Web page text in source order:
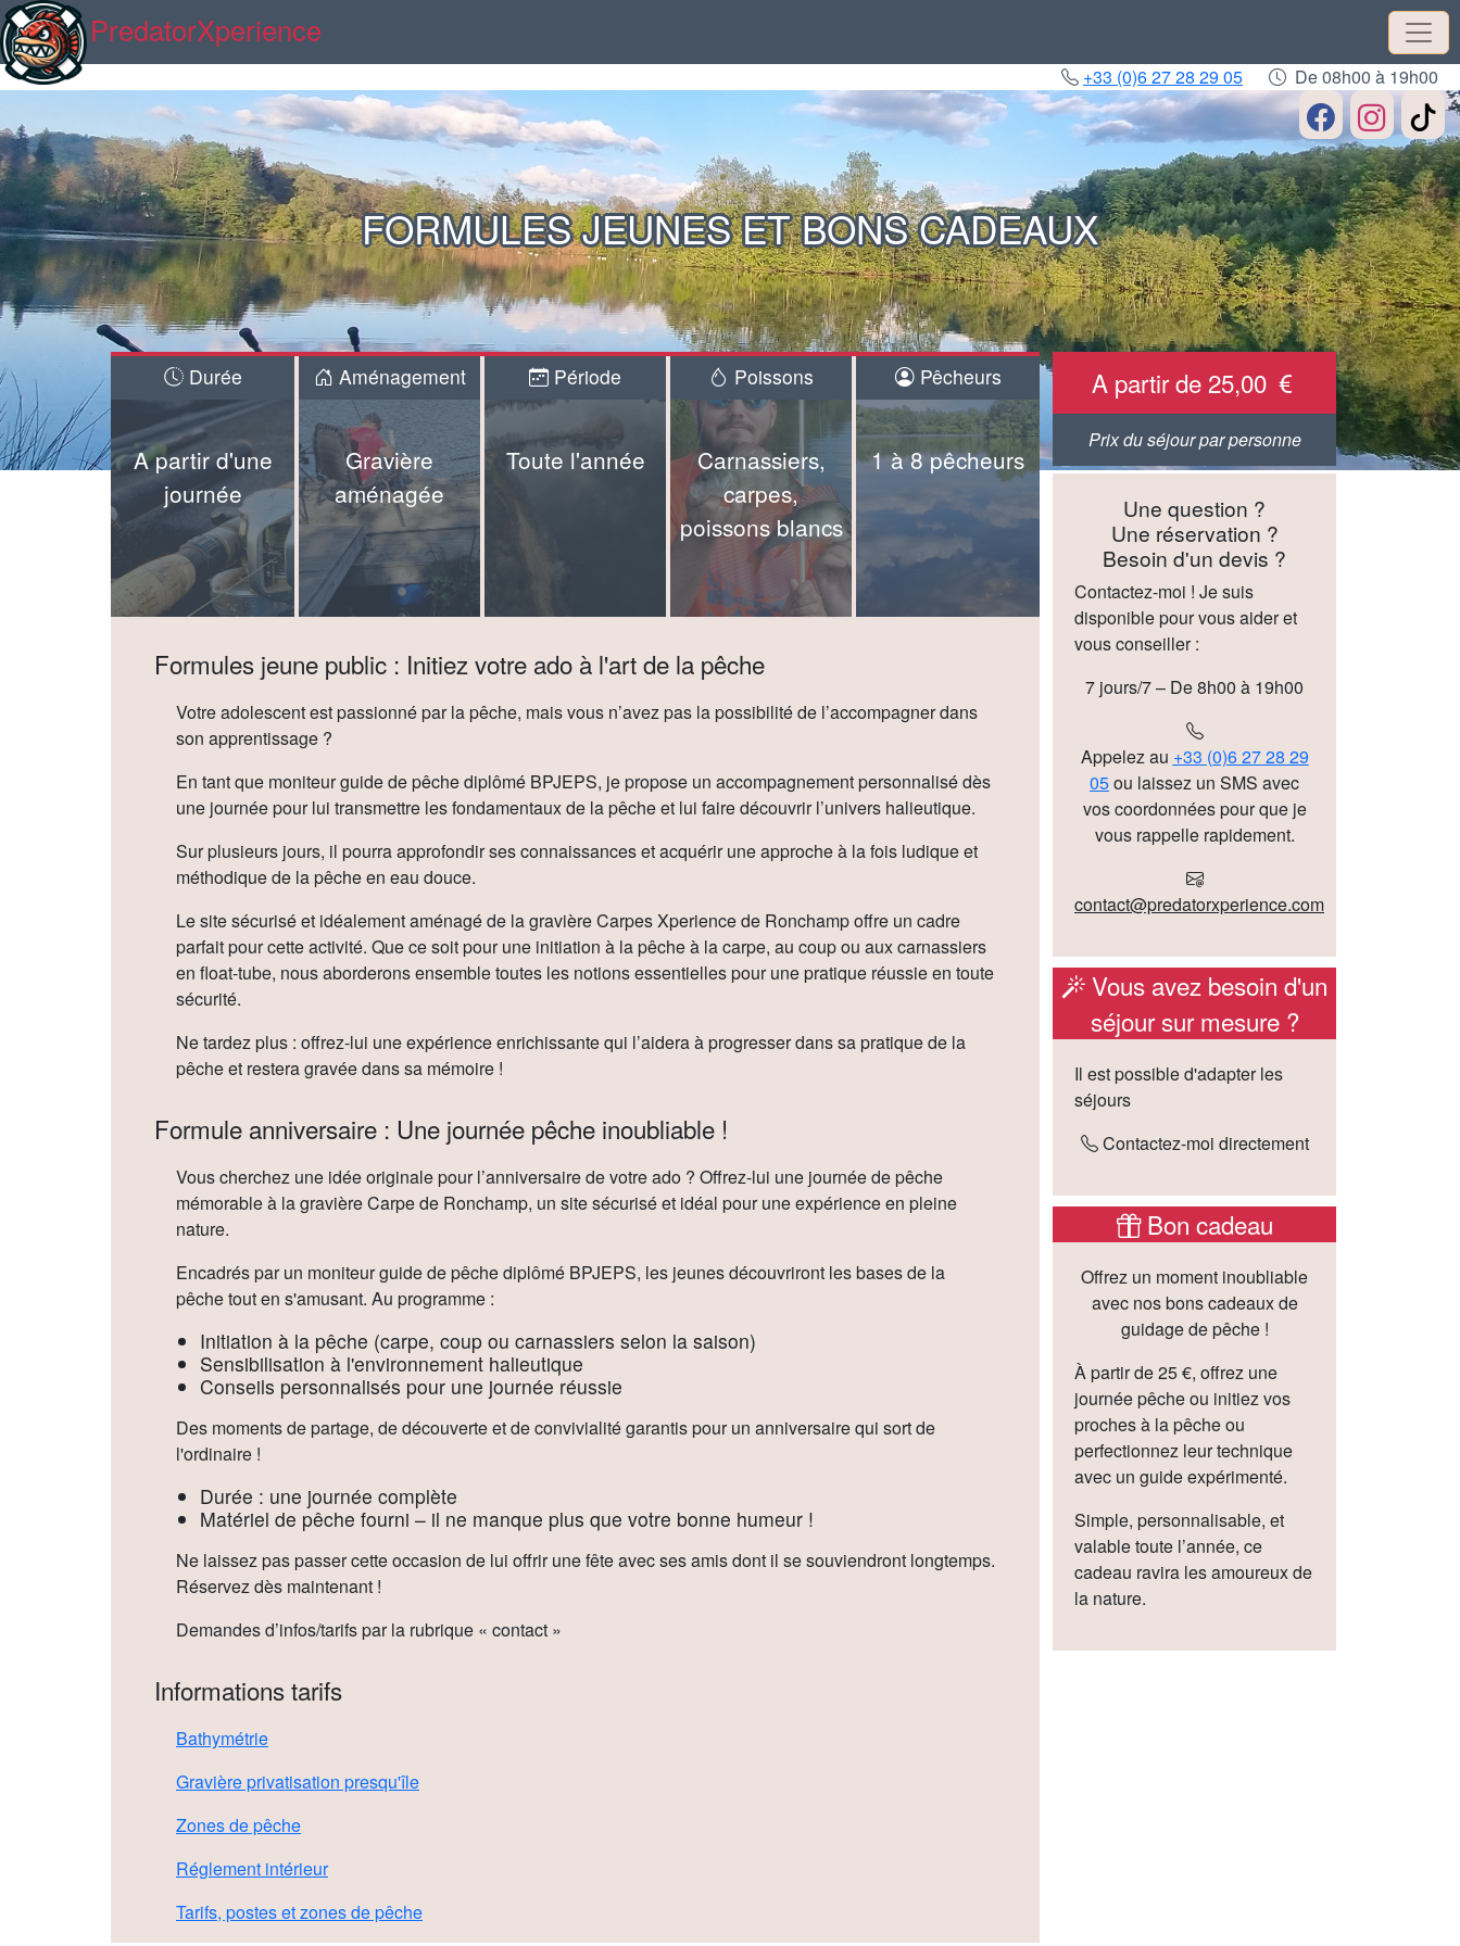
PredatorXperience
+33 (0)6 27 28 29 05 De 08h00 à 19h00
FORMULES JEUNES ET BONS CADEAUX
Durée
A partir d'une
journée
Aménagement
Gravière
aménagée
Période
Toute l'année
Poissons
Carnassiers,
carpes,
poissons blancs
Pêcheurs
1 à 8 pêcheurs
Formules jeune public : Initiez votre ado à l'art de la pêche
Votre adolescent est passionné par la pêche, mais vous n’avez pas la possibilité de l’accompagner dans
son apprentissage ?
En tant que moniteur guide de pêche diplômé BPJEPS, je propose un accompagnement personnalisé dès
une journée pour lui transmettre les fondamentaux de la pêche et lui faire découvrir l’univers halieutique.
Sur plusieurs jours, il pourra approfondir ses connaissances et acquérir une approche à la fois ludique et
méthodique de la pêche en eau douce.
Le site sécurisé et idéalement aménagé de la gravière Carpes Xperience de Ronchamp offre un cadre
parfait pour cette activité. Que ce soit pour une initiation à la pêche à la carpe, au coup ou aux carnassiers
en float-tube, nous aborderons ensemble toutes les notions essentielles pour une pratique réussie en toute
sécurité.
Ne tardez plus : offrez-lui une expérience enrichissante qui l’aidera à progresser dans sa pratique de la
pêche et restera gravée dans sa mémoire !
Formule anniversaire : Une journée pêche inoubliable !
Vous cherchez une idée originale pour l’anniversaire de votre ado ? Offrez-lui une journée de pêche
mémorable à la gravière Carpe de Ronchamp, un site sécurisé et idéal pour une expérience en pleine
nature.
Encadrés par un moniteur guide de pêche diplômé BPJEPS, les jeunes découvriront les bases de la
pêche tout en s'amusant. Au programme :
Initiation à la pêche (carpe, coup ou carnassiers selon la saison)
Sensibilisation à l'environnement halieutique
Conseils personnalisés pour une journée réussie
Des moments de partage, de découverte et de convivialité garantis pour un anniversaire qui sort de
l'ordinaire !
Durée : une journée complète
Matériel de pêche fourni – il ne manque plus que votre bonne humeur !
Ne laissez pas passer cette occasion de lui offrir une fête avec ses amis dont il se souviendront longtemps.
Réservez dès maintenant !
Demandes d’infos/tarifs par la rubrique « contact »
Informations tarifs
Bathymétrie
Gravière privatisation presqu'île
Zones de pêche
Réglement intérieur
Tarifs, postes et zones de pêche
A partir de 25,00
Prix du séjour par personne
Une question ?
Une réservation ?
Besoin d'un devis ?
Contactez-moi ! Je suis
disponible pour vous aider et
vous conseiller :
7 jours/7 – De 8h00 à 19h00
Appelez au +33 (0)6 27 28 29
05ou laissez un SMS avec
vos coordonnées pour que je
vous rappelle rapidement.
contact@predatorxperience.com
Vous avez besoin d'un
séjour sur mesure ?
Il est possible d'adapter les
séjours
Contactez-moi directement
Bon cadeau
Offrez un moment inoubliable
avec nos bons cadeaux de
guidage de pêche !
À partir de 25 €, offrez une
journée pêche ou initiez vos
proches à la pêche ou
perfectionnez leur technique
avec un guide expérimenté.
Simple, personnalisable, et
valable toute l’année, ce
cadeau ravira les amoureux de
la nature.